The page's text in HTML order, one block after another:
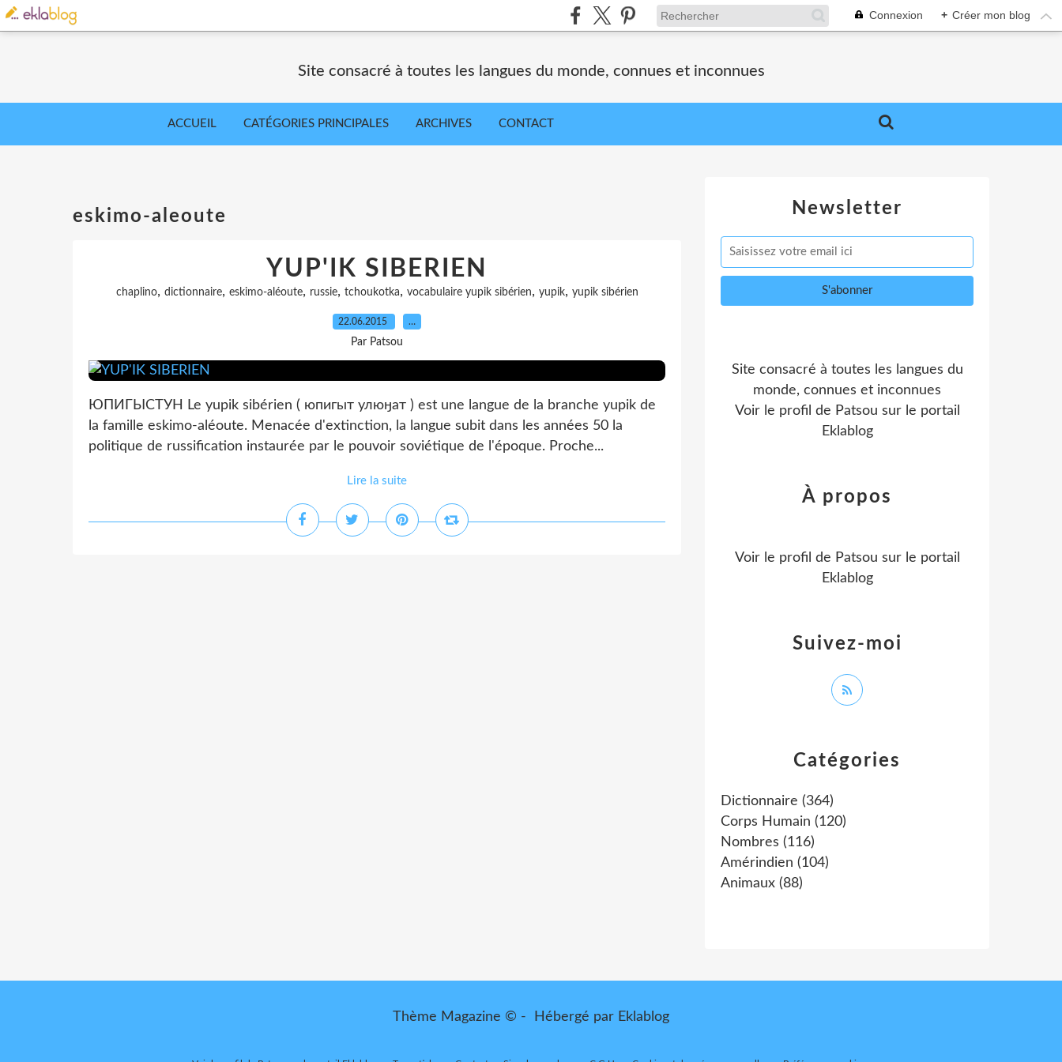
Connexion + Créer mon blog
Site consacré à toutes les langues du monde, connues et inconnues
ACCUEIL CATÉGORIES PRINCIPALES ARCHIVES CONTACT
eskimo-aleoute
YUP'IK SIBERIEN
chaplino, dictionnaire, eskimo-aléoute, russie, tchoukotka, vocabulaire yupik sibérien, yupik, yupik sibérien
22.06.2015 …
Par Patsou
ЮПИГЫСТУН Le yupik sibérien ( юпигыт улюӈат ) est une langue de la branche yupik de
la famille eskimo-aléoute. Menacée d'extinction, la langue subit dans les années 50 la
politique de russification instaurée par le pouvoir soviétique de l'époque. Proche...
Lire la suite
Newsletter
Catégories
Dictionnaire (364)
Corps Humain (120)
Nombres (116)
Amérindien (104)
Animaux (88)
Site consacré à toutes les langues du
monde, connues et inconnues
Voir le profil de Patsou sur le portail
Eklablog
Suivez-moi
À propos
Voir le profil de Patsou sur le portail
Eklablog
Thème Magazine © - Hébergé par Eklablog